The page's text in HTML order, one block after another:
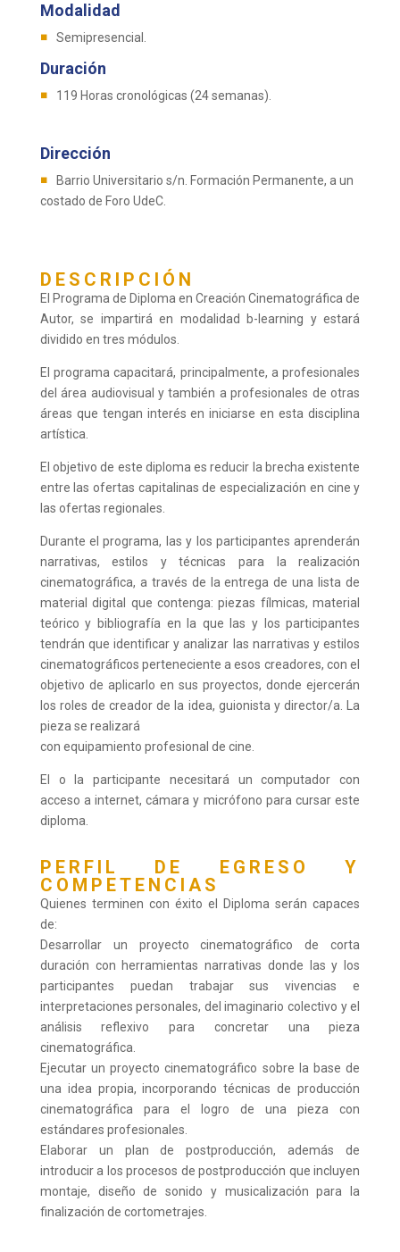
Modalidad
Semipresencial.
Duración
119 Horas cronológicas (24 semanas).
Dirección
Barrio Universitario s/n. Formación Permanente, a un
costado de Foro UdeC.
DESCRIPCIÓN
El Programa de Diploma en Creación Cinematográfica de
Autor, se impartirá en modalidad b-learning y estará
dividido en tres módulos.
El programa capacitará, principalmente, a profesionales
del área audiovisual y también a profesionales de otras
áreas que tengan interés en iniciarse en esta disciplina
artística.
El objetivo de este diploma es reducir la brecha existente
entre las ofertas capitalinas de especialización en cine y
las ofertas regionales.
Durante el programa, las y los participantes aprenderán
narrativas, estilos y técnicas para la realización
cinematográfica, a través de la entrega de una lista de
material digital que contenga: piezas fílmicas, material
teórico y bibliografía en la que las y los participantes
tendrán que identificar y analizar las narrativas y estilos
cinematográficos perteneciente a esos creadores, con el
objetivo de aplicarlo en sus proyectos, donde ejercerán
los roles de creador de la idea, guionista y director/a. La
pieza se realizará
con equipamiento profesional de cine.
El o la participante necesitará un computador con
acceso a internet, cámara y micrófono para cursar este
diploma.
PERFIL DE EGRESO Y
COMPETENCIAS
Quienes terminen con éxito el Diploma serán capaces
de:
Desarrollar un proyecto cinematográfico de corta
duración con herramientas narrativas donde las y los
participantes puedan trabajar sus vivencias e
interpretaciones personales, del imaginario colectivo y el
análisis reflexivo para concretar una pieza
cinematográfica.
Ejecutar un proyecto cinematográfico sobre la base de
una idea propia, incorporando técnicas de producción
cinematográfica para el logro de una pieza con
estándares profesionales.
Elaborar un plan de postproducción, además de
introducir a los procesos de postproducción que incluyen
montaje, diseño de sonido y musicalización para la
finalización de cortometrajes.